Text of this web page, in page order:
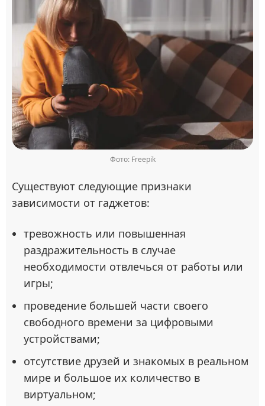
Фото: Freepik
Существуют следующие признаки
зависимости от гаджетов:
тревожность или повышенная
раздражительность в случае
необходимости отвлечься от работы или
игры;
проведение большей части своего
свободного времени за цифровыми
устройствами;
отсутствие друзей и знакомых в реальном
мире и большое их количество в
виртуальном;